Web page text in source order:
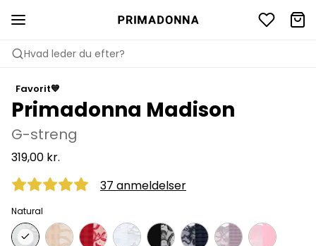
Hvad leder du efter?
Favorit💙
Primadonna Madison
G-streng
319,00 kr.
37 anmeldelser
Natural